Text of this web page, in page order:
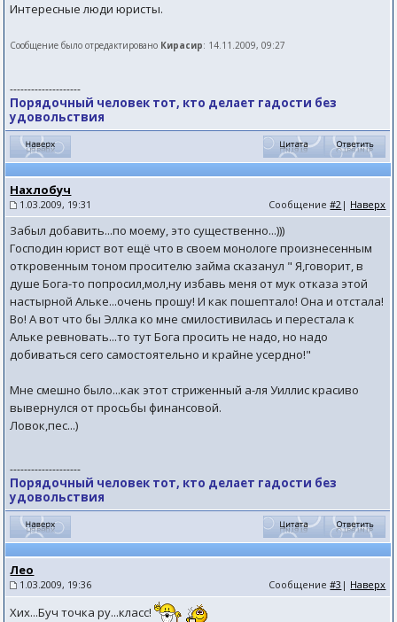
Интересные люди юристы.
Сообщение было отредактировано Кирасир: 14.11.2009, 09:27
--------------------
Порядочный человек тот, кто делает гадости без
удовольствия
Нахлобуч
1.03.2009, 19:31 Сообщение#2 | Наверх
Забыл добавить...по моему, это существенно...)))
Господин юрист вот ещё что в своем монологе произнесенным
откровенным тоном просителю займа сказанул " Я,говорит, в
душе Бога-то попросил,мол,ну избавь меня от мук отказа этой
настырной Альке...очень прошу! И как пошептало! Она и отстала!
Во! А вот что бы Эллка ко мне смилостивилась и перестала к
Альке ревновать...то тут Бога просить не надо, но надо
добиваться сего самостоятельно и крайне усердно!"
Мне смешно было...как этот стриженный а-ля Уиллис красиво
вывернулся от просьбы финансовой.
Ловок,пес...)
--------------------
Порядочный человек тот, кто делает гадости без
удовольствия
Лео
1.03.2009, 19:36 Сообщение#3 | Наверх
Хих...Буч точка ру...класс!